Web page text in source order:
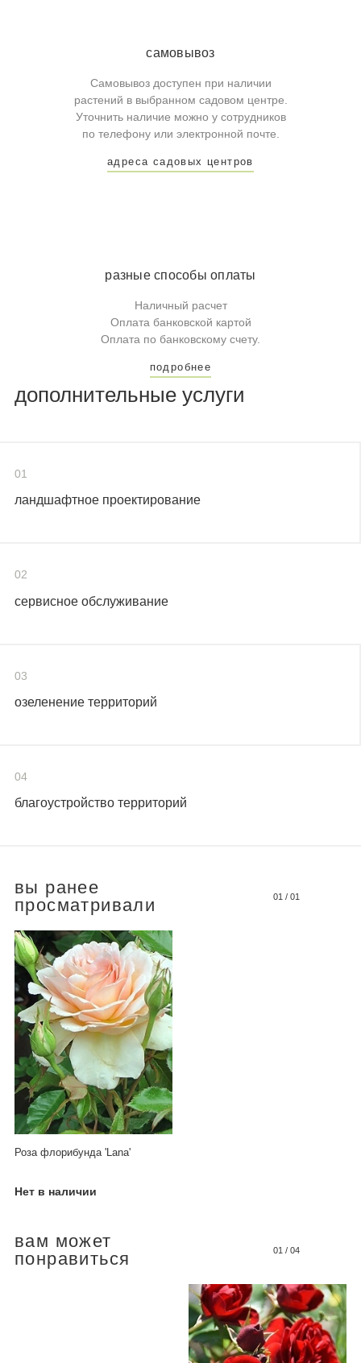
самовывоз
Самовывоз доступен при наличии
растений в выбранном садовом центре.
Уточнить наличие можно у сотрудников
по телефону или электронной почте.
адреса садовых центров
разные способы оплаты
Наличный расчет
Оплата банковской картой
Оплата по банковскому счету.
подробнее
дополнительные услуги
01
ландшафтное проектирование
02
сервисное обслуживание
03
озеленение территорий
04
благоустройство территорий
вы ранее
просматривали
01 / 01
Роза флорибунда 'Lana'
Нет в наличии
вам может
понравиться
01 / 04